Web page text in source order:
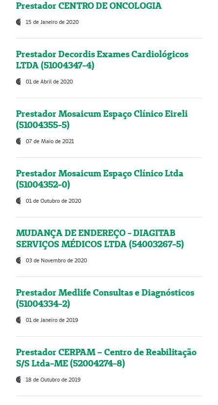
Prestador CENTRO DE ONCOLOGIA
15 de Janeiro de 2020
Prestador Decordis Exames Cardiológicos
LTDA (51004347-4)
01 de Abril de 2020
Prestador Mosaicum Espaço Clínico Eireli
(51004355-5)
07 de Maio de 2021
Prestador Mosaicum Espaço Clínico Ltda
(51004352-0)
01 de Outubro de 2020
MUDANÇA DE ENDEREÇO - DIAGITAB
SERVIÇOS MÉDICOS LTDA (54003267-5)
03 de Novembro de 2020
Prestador Medlife Consultas e Diagnósticos
(51004334-2)
01 de Janeiro de 2019
Prestador CERPAM – Centro de Reabilitação
S/S Ltda-ME (52004274-8)
18 de Outubro de 2019